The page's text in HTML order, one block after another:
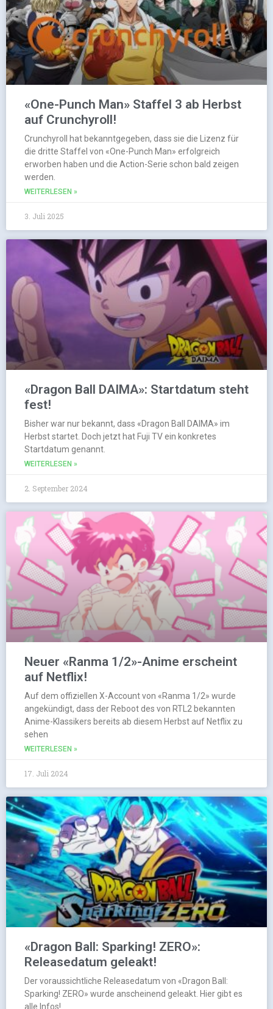
«One-Punch Man» Staffel 3 ab Herbst
auf Crunchyroll!
Crunchyroll hat bekanntgegeben, dass sie die Lizenz für
die dritte Staffel von «One-Punch Man» erfolgreich
erworben haben und die Action-Serie schon bald zeigen
werden.
WEITERLESEN »
3. Juli 2025
«Dragon Ball DAIMA»: Startdatum steht
fest!
Bisher war nur bekannt, dass «Dragon Ball DAIMA» im
Herbst startet. Doch jetzt hat Fuji TV ein konkretes
Startdatum genannt.
WEITERLESEN »
2. September 2024
Neuer «Ranma 1/2»-Anime erscheint
auf Netflix!
Auf dem offiziellen X-Account von «Ranma 1/2» wurde
angekündigt, dass der Reboot des von RTL2 bekannten
Anime-Klassikers bereits ab diesem Herbst auf Netflix zu
sehen
WEITERLESEN »
17. Juli 2024
«Dragon Ball: Sparking! ZERO»:
Releasedatum geleakt!
Der voraussichtliche Releasedatum von «Dragon Ball:
Sparking! ZERO» wurde anscheinend geleakt. Hier gibt es
alle Infos!